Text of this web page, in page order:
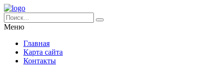
Меню
Главная
Карта сайта
Контакты